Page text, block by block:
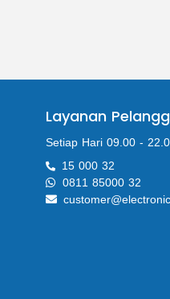
Layanan
Setiap Hari 09.00 -
15 000 32
0811 85000 32